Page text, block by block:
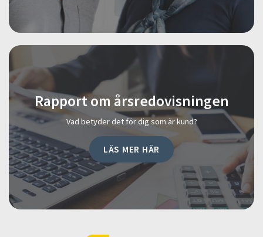
Rapport om årsredovisningen
Vad betyder det för dig som är kund?
LÄS MER HÄR